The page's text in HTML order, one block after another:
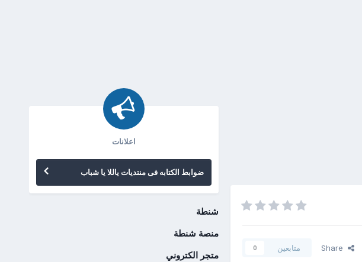
Share متابعين 0
اعلانات
ضوابط الكتابه فى منتديات ياللا يا شباب
شنطة
منصة شنطة
متجر الكتروني